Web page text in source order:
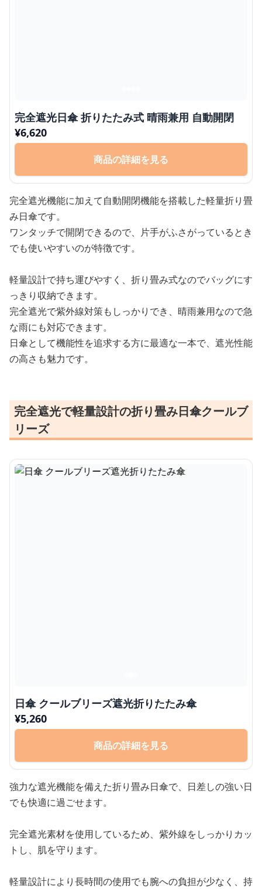
完全遮光日傘 折りたたみ式 晴雨兼用 自動開閉
¥6,620
商品の詳細を見る
完全遮光機能に加えて自動開閉機能を搭載した軽量折り畳
み日傘です。
ワンタッチで開閉できるので、片手がふさがっているとき
でも使いやすいのが特徴です。
軽量設計で持ち運びやすく、折り畳み式なのでバッグにす
っきり収納できます。
完全遮光で紫外線対策もしっかりでき、晴雨兼用なので急
な雨にも対応できます。
日傘として機能性を追求する方に最適な一本で、遮光性能
の高さも魅力です。
完全遮光で軽量設計の折り畳み日傘クールブ
リーズ
日傘 クールブリーズ遮光折りたたみ傘
¥5,260
商品の詳細を見る
強力な遮光機能を備えた折り畳み日傘で、日差しの強い日
でも快適に過ごせます。
完全遮光素材を使用しているため、紫外線をしっかりカッ
トし、肌を守ります。
軽量設計により長時間の使用でも腕への負担が少なく、持